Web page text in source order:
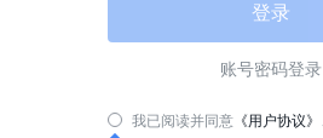
登录
账号密码登录
我已阅读并同意 《用户协议》